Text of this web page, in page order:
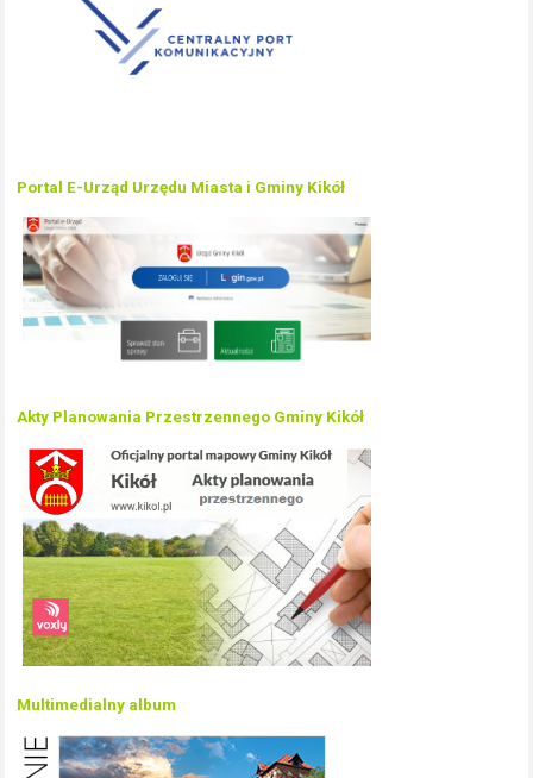
Portal E-Urząd Urzędu Miasta i Gminy Kikół
Akty Planowania Przestrzennego Gminy Kikół
Multimedialny album